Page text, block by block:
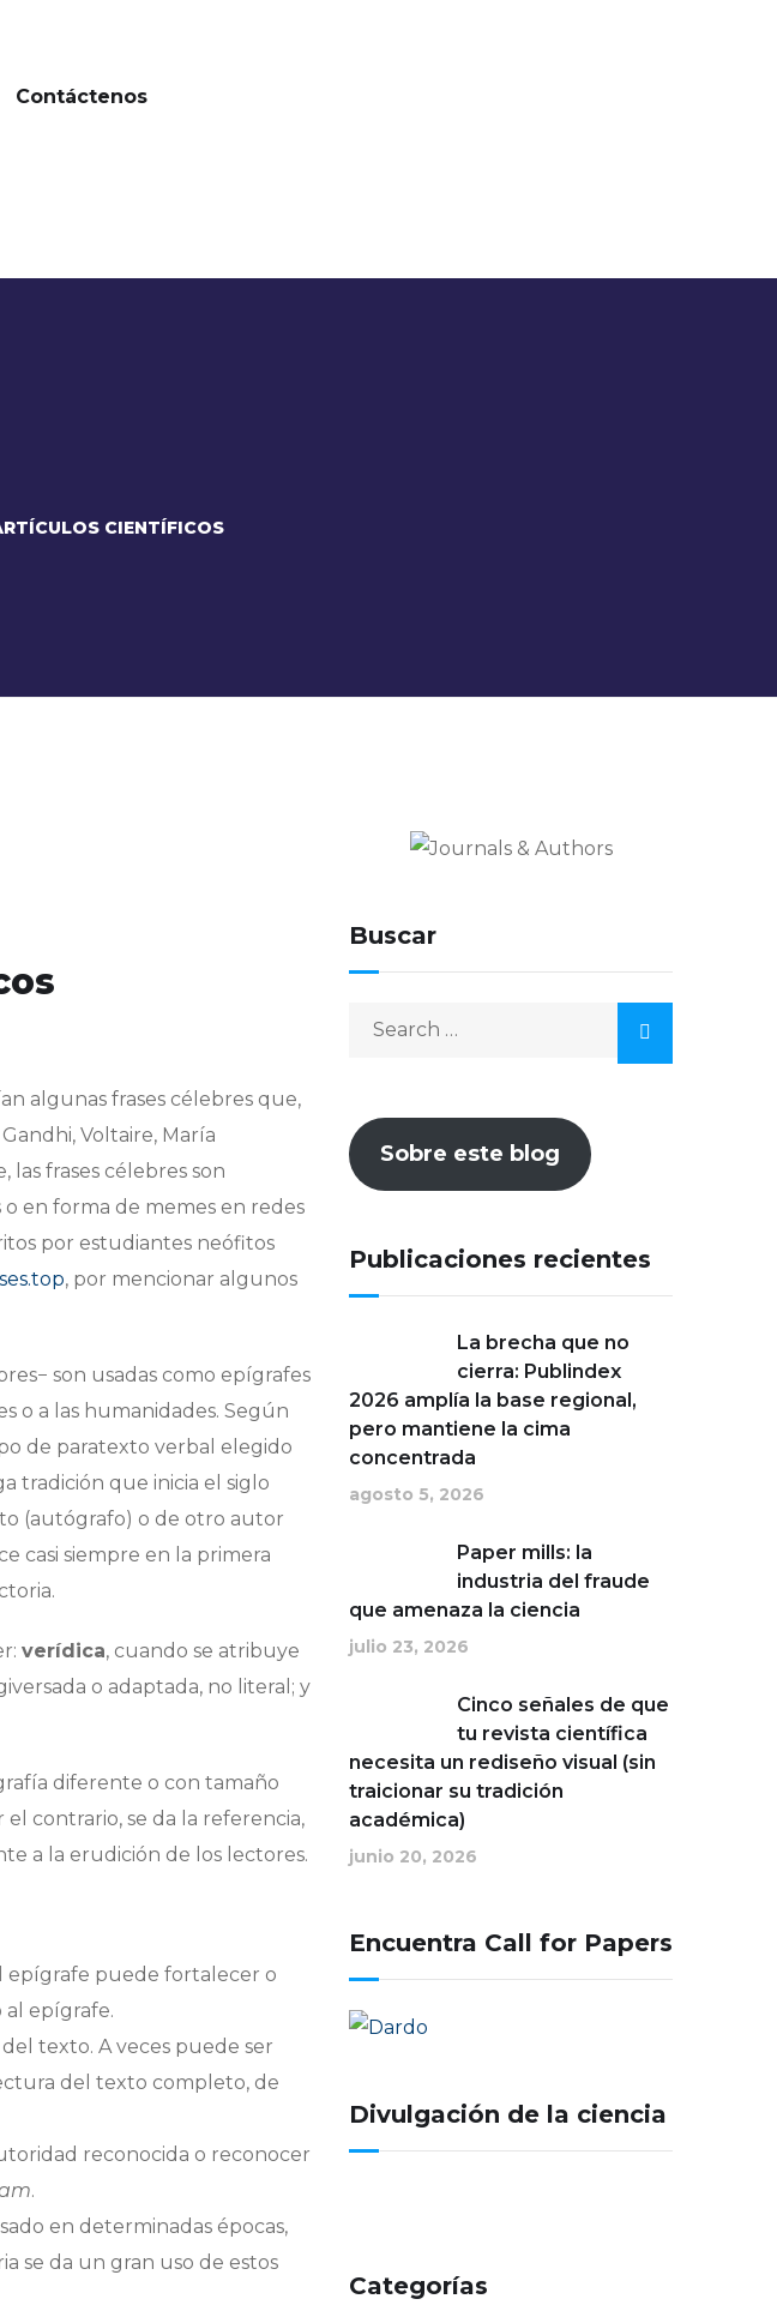
Contáctenos
CIENTÍFICOS
algunas frases célebres que,
Voltaire, María
las frases célebres son
en forma de memes en redes
por estudiantes neófitos
, por mencionar algunos
son usadas como epígrafes
o a las humanidades. Según
de paratexto verbal elegido
tradición que inicia el siglo
(autógrafo) o de otro autor
casi siempre en la primera
verídica, cuando se atribuye
o adaptada, no literal; y
diferente o con tamaño
contrario, se da la referencia,
a la erudición de los lectores.
epígrafe puede fortalecer o
epígrafe.
texto. A veces puede ser
del texto completo, de
reconocida o reconocer
.
en determinadas épocas,
se da un gran uso de estos
Buscar
Search
Sobre este blog
Publicaciones recientes
La brecha que no
cierra: Publindex
2026 amplía la base regional,
pero mantiene la cima
concentrada
agosto 5, 2026
Paper mills: la
industria del fraude
que amenaza la ciencia
julio 23, 2026
Cinco señales de que
tu revista científica
necesita un rediseño visual (sin
traicionar su tradición
académica)
junio 20, 2026
Encuentra Call for Papers
Divulgación de la ciencia
Categorías